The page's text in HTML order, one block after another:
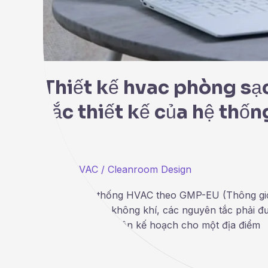
Thiết kế hvac phòng
tắc thiết kế của hệ
HVAC / Cleanroom Design
Thiết kế hệ thống HVAC theo GMP-EU (Thông
nghệ điều hòa không khí, các nguyên tắc phải
được thiết kế và lên kế hoạch cho một địa điểm